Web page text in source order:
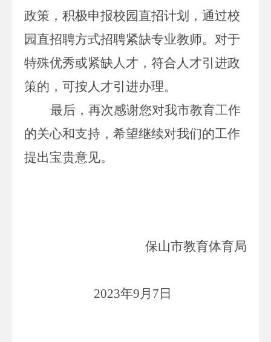
政策，积极申报校园直招计划，通过校
园直招聘方式招聘紧缺专业教师。对于
特殊优秀或紧缺人才，符合人才引进政
策的，可按人才引进办理。
最后，再次感谢您对我市教育工作
的关心和支持，希望继续对我们的工作
提出宝贵意见。
保山市教育体育局
2023年9月 7 日